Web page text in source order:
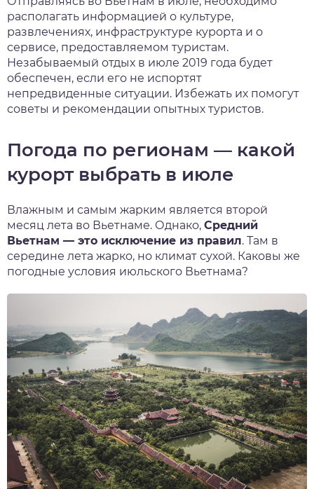
располагать информацией о культуре,
развлечениях, инфраструктуре курорта и о
сервисе, предоставляемом туристам.
Незабываемый отдых в июле 2019 года будет
обеспечен, если его не испортят
непредвиденные ситуации. Избежать их помогут
советы и рекомендации опытных туристов.
Погода по регионам — какой
курорт выбрать в июле
Влажным и самым жарким является второй
месяц лета во Вьетнаме. Однако, Средний
Вьетнам — это исключение из правил. Там в
середине лета жарко, но климат сухой. Каковы же
погодные условия июльского Вьетнама?